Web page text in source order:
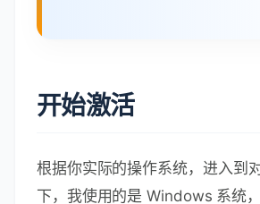
开始激活
根据你实际的操作系统，进入到
下，我使用的是 Windows 系统